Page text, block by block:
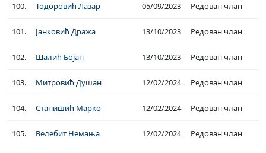
100. Тодоровић Лазар 05/09/2023 Редован члан
101. Јанковић Дража 13/10/2023 Редован члан
102. Шалић Бојан 13/10/2023 Редован члан
103. Митровић Душан 12/02/2024 Редован члан
104. Станишић Марко 12/02/2024 Редован члан
105. Велебит Немања 12/02/2024 Редован члан